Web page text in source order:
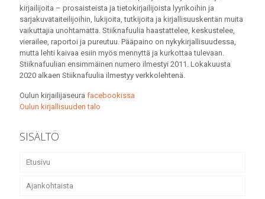
kirjailijoita – prosaisteista ja tietokirjailijoista lyyrikoihin ja
sarjakuvataiteilijoihin, lukijoita, tutkijoita ja kirjallisuuskentän muita
vaikuttajia unohtamatta. Stiiknafuulia haastattelee, keskustelee,
vierailee, raportoi ja pureutuu. Pääpaino on nykykirjallisuudessa,
mutta lehti kaivaa esiin myös mennyttä ja kurkottaa tulevaan.
Stiiknafuulian ensimmäinen numero ilmestyi 2011. Lokakuusta
2020 alkaen Stiiknafuulia ilmestyy verkkolehtenä.
Oulun kirjailijaseura facebookissa
Oulun kirjallisuuden talo
SISÄLTÖ
Etusivu
Ajankohtaista